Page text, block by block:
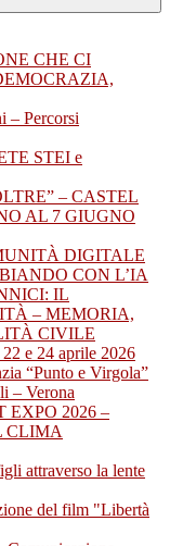
CHE CI
– Percorsi
STEI e
– CASTEL
AL 7 GIUGNO
DIGITALE
CON L’IA
IL
– MEMORIA,
CIVILE
e 24 aprile 2026
“Punto e Virgola”
– Verona
EXPO 2026 –
CLIMA
attraverso la lente
del film "Libertà